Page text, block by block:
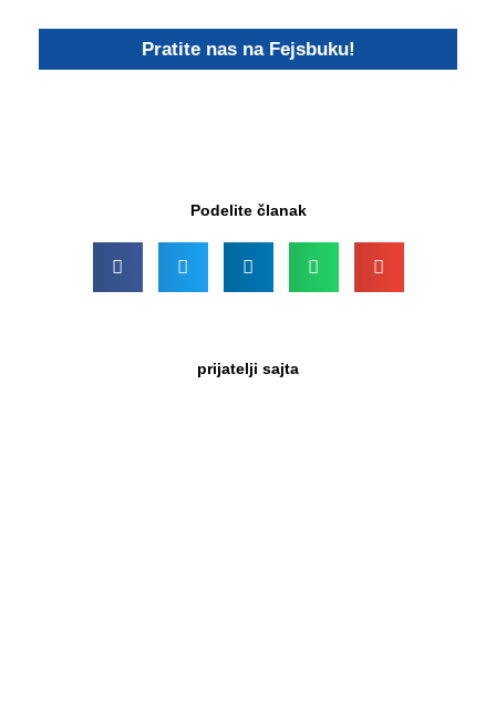
Pratite nas na Fejsbuku!
Podelite članak
prijatelji sajta